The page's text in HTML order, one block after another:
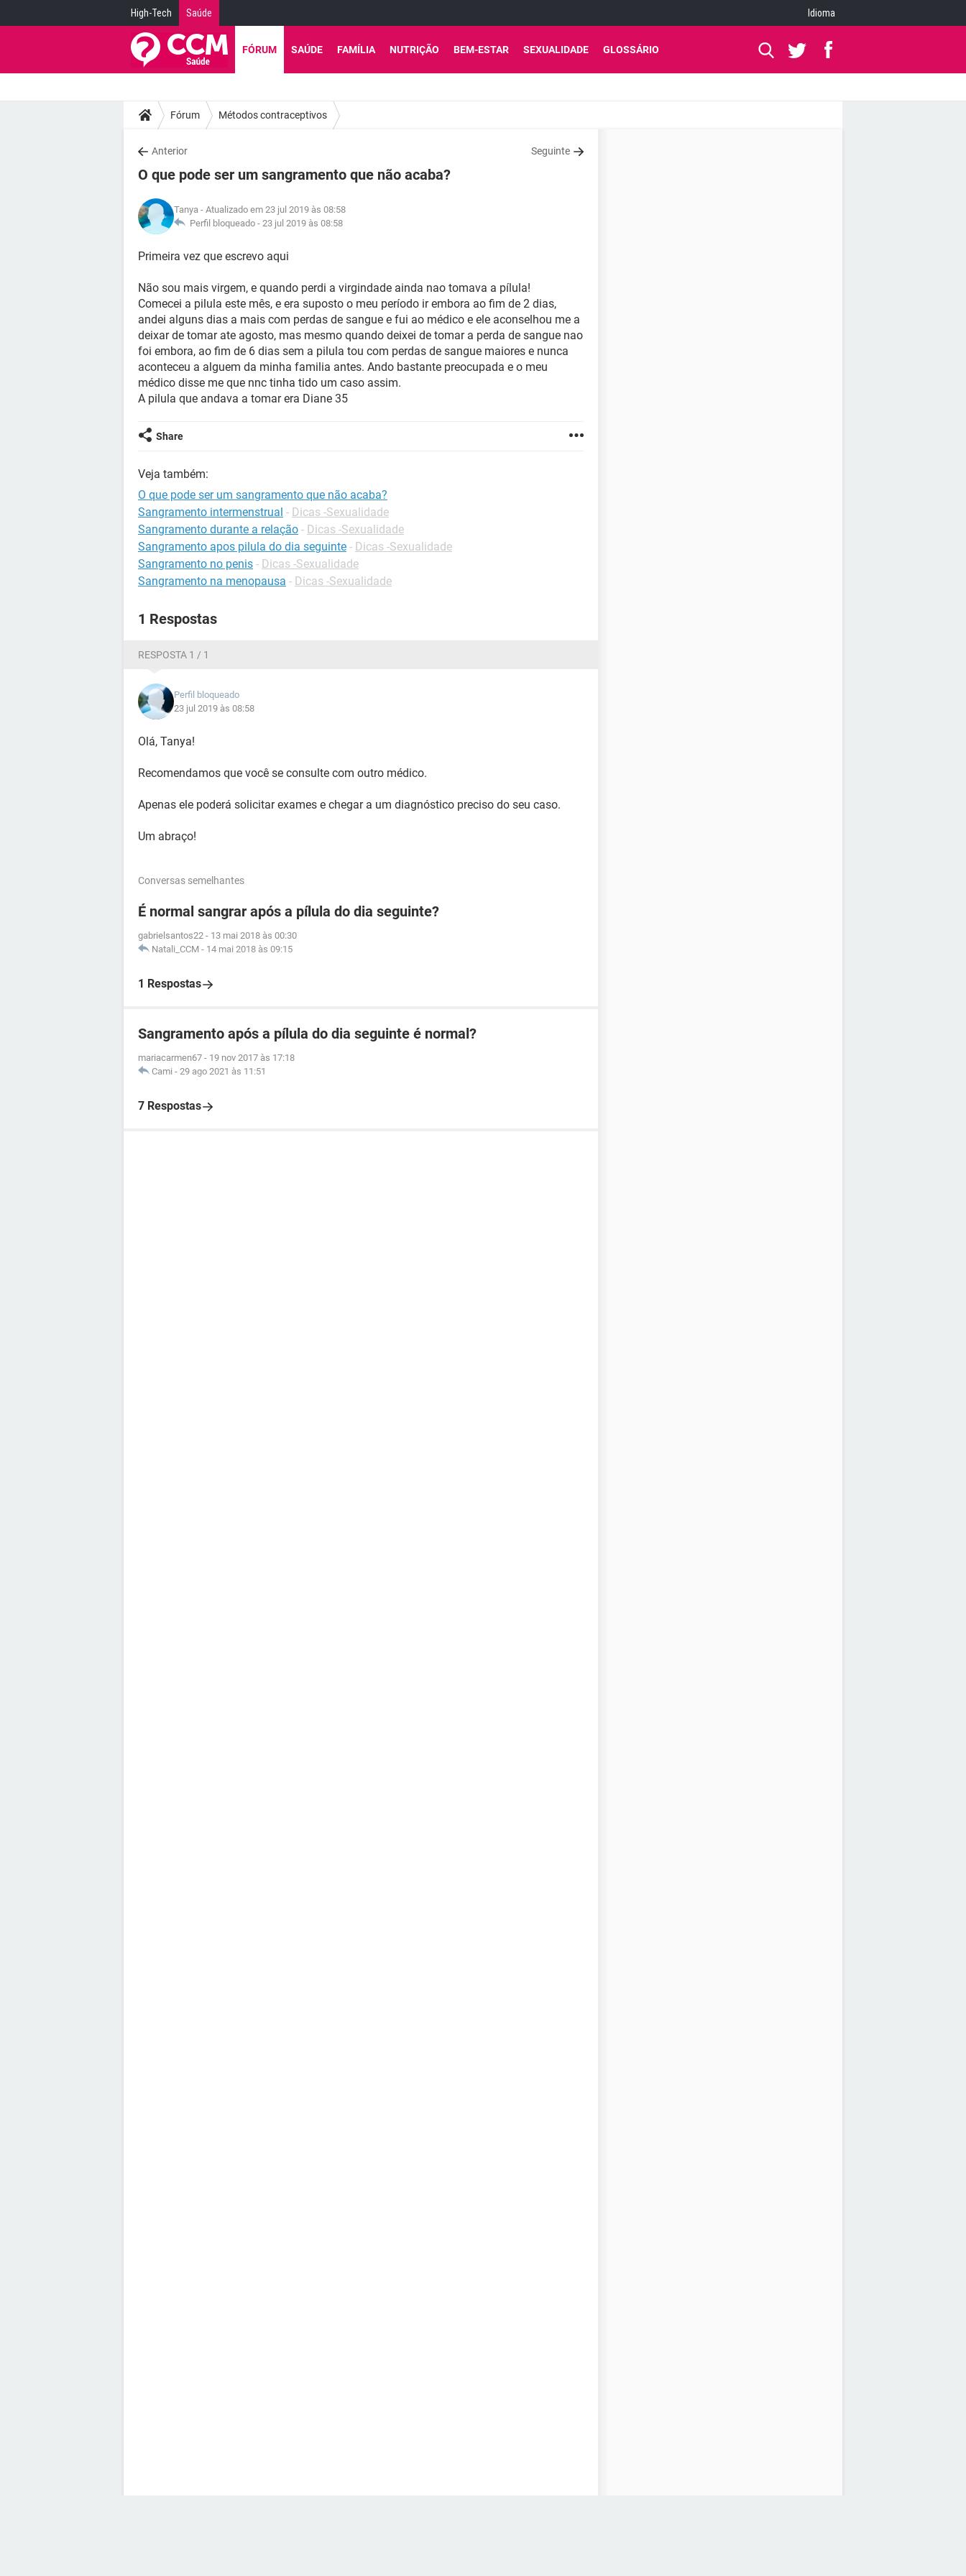
High-Tech Saúde Idioma
FÓRUM SAÚDE FAMÍLIA NUTRIÇÃO BEM-ESTAR SEXUALIDADE GLOSSÁRIO
Fórum Métodos contraceptivos
Anterior Seguinte
O que pode ser um sangramento que não acaba?
Tanya - Atualizado em 23 jul 2019 às 08:58
Perfil bloqueado - 23 jul 2019 às 08:58
Primeira vez que escrevo aqui
Não sou mais virgem, e quando perdi a virgindade ainda nao tomava a pílula!
Comecei a pilula este mês, e era suposto o meu período ir embora ao fim de 2 dias,
andei alguns dias a mais com perdas de sangue e fui ao médico e ele aconselhou me a
deixar de tomar ate agosto, mas mesmo quando deixei de tomar a perda de sangue nao
foi embora, ao fim de 6 dias sem a pilula tou com perdas de sangue maiores e nunca
aconteceu a alguem da minha familia antes. Ando bastante preocupada e o meu
médico disse me que nnc tinha tido um caso assim.
A pilula que andava a tomar era Diane 35
Share
Veja também:
O que pode ser um sangramento que não acaba?
Sangramento intermenstrual - Dicas -Sexualidade
Sangramento durante a relação - Dicas -Sexualidade
Sangramento apos pilula do dia seguinte - Dicas -Sexualidade
Sangramento no penis - Dicas -Sexualidade
Sangramento na menopausa - Dicas -Sexualidade
1 Respostas
RESPOSTA 1 / 1
Perfil bloqueado
23 jul 2019 às 08:58
Olá, Tanya!
Recomendamos que você se consulte com outro médico.
Apenas ele poderá solicitar exames e chegar a um diagnóstico preciso do seu caso.
Um abraço!
Conversas semelhantes
É normal sangrar após a pílula do dia seguinte?
gabrielsantos22 - 13 mai 2018 às 00:30
Natali_CCM - 14 mai 2018 às 09:15
1 Respostas
Sangramento após a pílula do dia seguinte é normal?
mariacarmen67 - 19 nov 2017 às 17:18
Cami - 29 ago 2021 às 11:51
7 Respostas